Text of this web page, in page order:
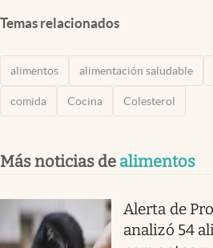
Temas relacionados
alimentos alimentación saludable
comida Cocina Colesterol
Más noticias de alimentos
Alerta de
analizó 54